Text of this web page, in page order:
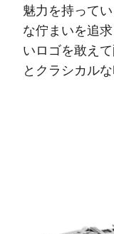
魅力を持って
な佇まいを追
いロゴを敢え
とクラシカル